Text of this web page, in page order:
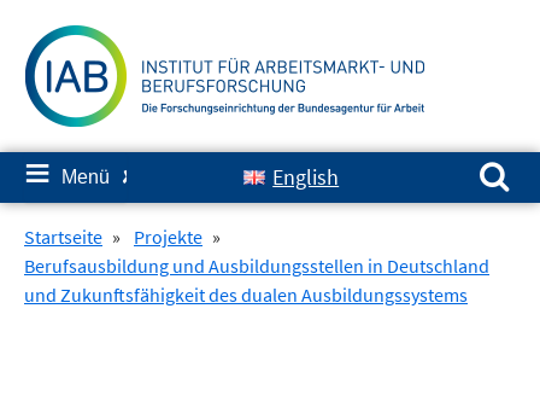
zum
Inhalt
≡ Menü ✘ English
Suchen nach:
Startseite » Projekte »
Berufsausbildung und Ausbildungsstellen in Deutschland
und Zukunftsfähigkeit des dualen Ausbildungssystems